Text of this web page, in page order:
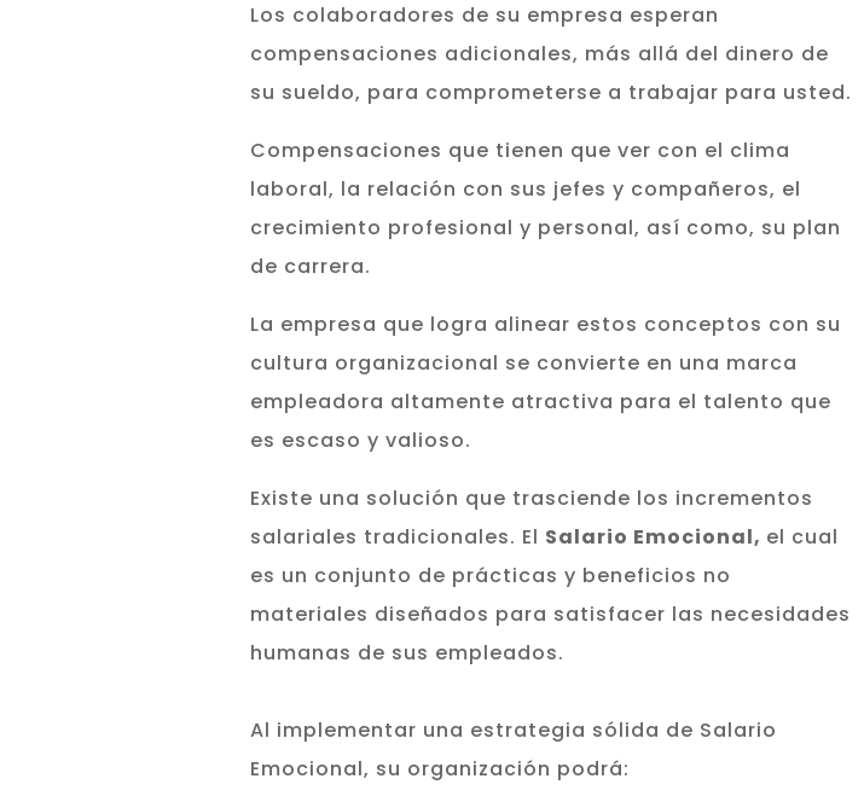
Los colaboradores de su empresa esperan
compensaciones adicionales, más allá del dinero de
su sueldo, para comprometerse a trabajar para usted.
Compensaciones que tienen que ver con el clima
laboral, la relación con sus jefes y compañeros, el
crecimiento profesional y personal, así como, su plan
de carrera.
La empresa que logra alinear estos conceptos con su
cultura organizacional se convierte en una marca
empleadora altamente atractiva para el talento que
es escaso y valioso.
Existe una solución que trasciende los incrementos
salariales tradicionales. El Salario Emocional, el cual
es un conjunto de prácticas y beneficios no
materiales diseñados para satisfacer las necesidades
humanas de sus empleados.
Al implementar una estrategia sólida de Salario
Emocional, su organización podrá: